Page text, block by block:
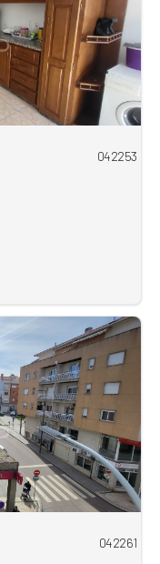
042253
042261